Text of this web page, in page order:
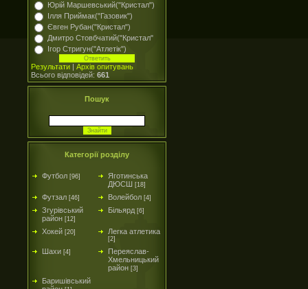
Юрій Маршевський("Кристал")
Ілля Приймак("Газовик")
Євген Рубан("Кристал")
Дмитро Стовбчатий("Кристал"
Ігор Стригун("Атлетік")
Результати | Архів опитувань
Всього відповідей: 661
Пошук
Категорії розділу
Футбол [96]
Яготинська
ДЮСШ [18]
Футзал [46] Волейбол [4]
Згурівський
район [12]
Більярд [6]
Хокей [20] Легка атлетика
[2]
Шахи [4]
Переяслав-
Хмельницький
район [3]
Баришівський